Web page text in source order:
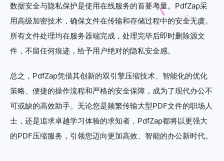
数据安全与隐私保护是使用在线服务的首要考量。PdfZap采
用高级加密技术，确保文件在传输和存储过程中的安全无虞。
所有文件处理均在服务器端完成，处理完毕后即时删除源文
件，不留任何痕迹，给予用户绝对的隐私安全感。
总之，PdfZap凭借其创新的双引擎压缩技术、智能化的优化
策略、便捷的操作流程和严格的安全保障，成为了现代办公不
可或缺的高效助手。无论您是频繁传输大型PDF文件的职场人
士，还是追求卓越学习体验的求知者，PdfZap都将以更强大
的PDF压缩服务，引领您迈向更加高效、智能的办公新时代。